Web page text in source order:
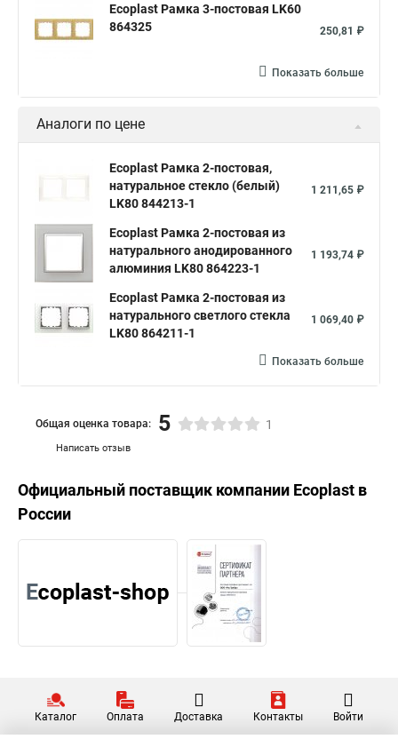
Ecoplast Рамка 3-постовая LK60
864325
250,81 ₽
Показать больше
Аналоги по цене
Ecoplast Рамка 2-постовая,
натуральное стекло (белый)
LK80 844213-1
1 211,65 ₽
Ecoplast Рамка 2-постовая из
натурального анодированного
алюминия LK80 864223-1
1 193,74 ₽
Ecoplast Рамка 2-постовая из
натурального светлого стекла
LK80 864211-1
1 069,40 ₽
Показать больше
Написать отзыв
Общая оценка товара: 5 1
Официальный поставщик компании Ecoplast в
России
Каталог Оплата Доставка Контакты Войти